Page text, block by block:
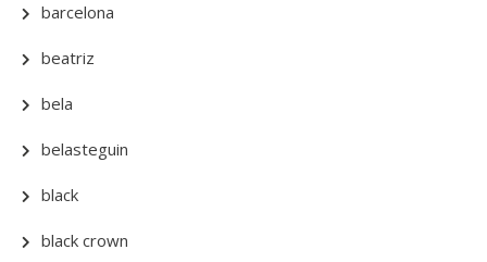
barcelona
beatriz
bela
belasteguin
black
black crown